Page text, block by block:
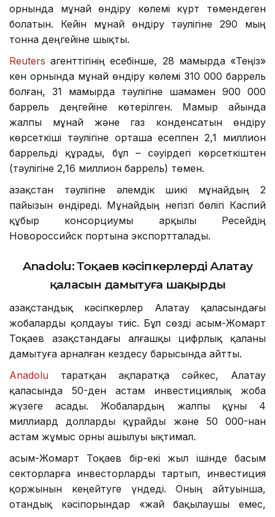
орнында мұнай өндіру көлемі күрт төмендеген
болатын. Кейін мұнай өндіру тәулігіне 290 мың
тонна деңгейіне шықты.
Reuters агенттігінің есебінше, 28 мамырда «Теңіз»
кен орнында мұнай өндіру көлемі 310 000 баррель
болған, 31 мамырда тәулігіне шамамен 900 000
баррель деңгейіне көтерілген. Мамыр айында
жалпы мұнай және газ конденсатын өндіру
көрсеткіші тәулігіне орташа есеппен 2,1 миллион
баррельді құрады, бұл – сәуірдегі көрсеткіштен
(тәулігіне 2,16 миллион баррель) төмен.
Қазақстан тәулігіне әлемдік шикі мұнайдың 2
пайызын өндіреді. Мұнайдың негізгі бөлігі Каспий
құбыр консорциумы арқылы Ресейдің
Новороссийск портына экспортталады.
Anadolu: Тоқаев кәсіпкерлерді Алатау
қаласын дамытуға шақырды
Қазақстандық кәсіпкерлер Алатау қаласындағы
жобаларды қолдауы тиіс. Бұл сөзді Қасым-Жомарт
Тоқаев Қазақстандағы алғашқы цифрлық қаланы
дамытуға арналған кездесу барысында айтты.
Anadolu таратқан ақпаратқа сәйкес, Алатау
қаласында 50-ден астам инвестициялық жоба
жүзеге асады. Жобалардың жалпы құны 4
миллиард долларды құрайды және 50 000-нан
астам жұмыс орны ашылуы ықтимал.
Қасым-Жомарт Тоқаев бір-екі жыл ішінде басым
секторларға инвесторларды тартып, инвестиция
қоржынын кеңейтуге үндеді. Оның айтуынша,
отандық кәсіпорындар «жай бақылаушы емес,